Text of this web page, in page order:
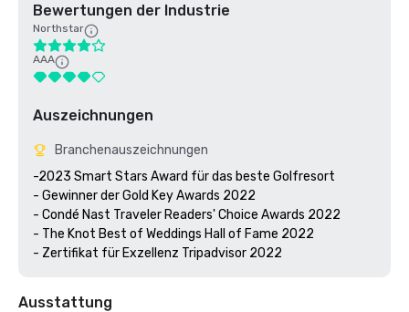
Bewertungen der Industrie
Northstar
AAA
Auszeichnungen
Branchenauszeichnungen
-2023 Smart Stars Award für das beste Golfresort
- Gewinner der Gold Key Awards 2022
- Condé Nast Traveler Readers' Choice Awards 2022
- The Knot Best of Weddings Hall of Fame 2022
- Zertifikat für Exzellenz Tripadvisor 2022
Ausstattung